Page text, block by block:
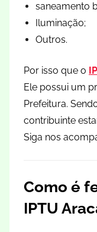
saneamento
Iluminação;
Outros.
Por isso que o
Ele possui um
Prefeitura.
contribuinte
Siga nos
Como é
IPTU